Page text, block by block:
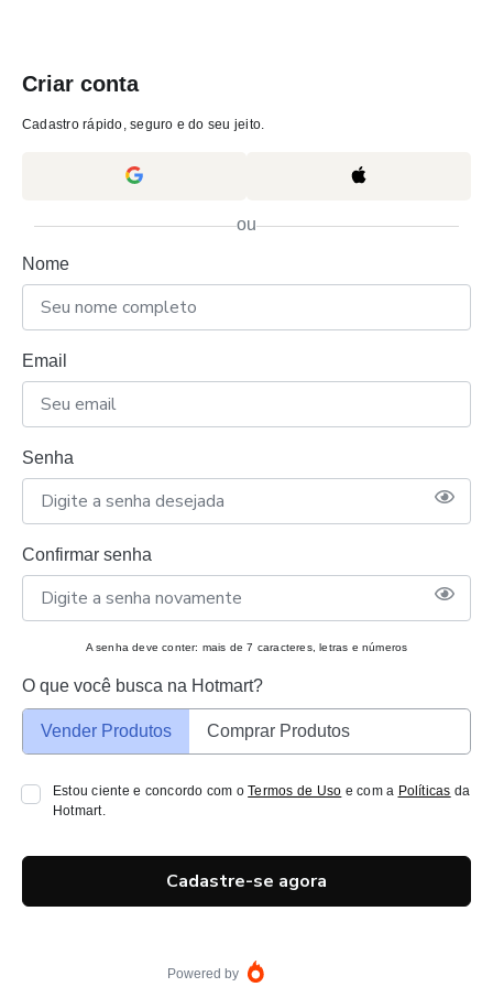
Criar conta
Cadastro rápido, seguro e do seu jeito.
ou
Nome
Email
Senha
Confirmar senha
A senha deve conter: mais de 7 caracteres, letras e números
O que você busca na Hotmart?
Vender Produtos Comprar Produtos
Estou ciente e concordo com oTermos de Uso e com a Políticas da
Hotmart.
Cadastre-se agora
Powered by